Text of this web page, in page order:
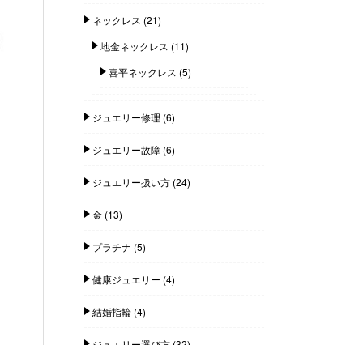
ネックレス (21)
地金ネックレス (11)
喜平ネックレス (5)
ジュエリー修理 (6)
ジュエリー故障(6)
ジュエリー扱い方(24)
金(13)
プラチナ (5)
健康ジュエリー (4)
結婚指輪(4)